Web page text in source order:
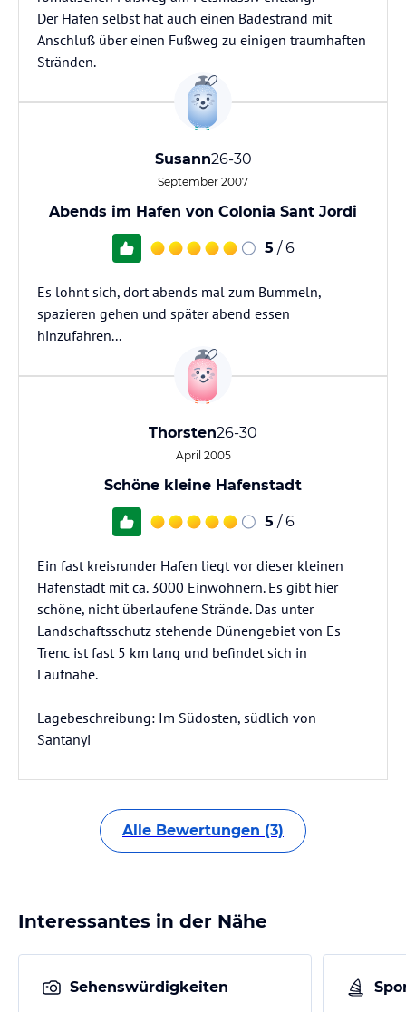
Der Hafen selbst hat auch einen Badestrand mit
Anschluß über einen Fußweg zu einigen traumhaften
Stränden.
Susann26-30
September 2007
Abends im Hafen von Colonia Sant Jordi
5 / 6
Es lohnt sich, dort abends mal zum Bummeln,
spazieren gehen und später abend essen
hinzufahren...
Thorsten26-30
April 2005
Schöne kleine Hafenstadt
5 / 6
Ein fast kreisrunder Hafen liegt vor dieser kleinen
Hafenstadt mit ca. 3000 Einwohnern. Es gibt hier
schöne, nicht überlaufene Strände. Das unter
Landschaftsschutz stehende Dünengebiet von Es
Trenc ist fast 5 km lang und befindet sich in
Laufnähe.
Lagebeschreibung: Im Südosten, südlich von
Santanyi
Alle Bewertungen (3)
Interessantes in der Nähe
Sehenswürdigkeiten